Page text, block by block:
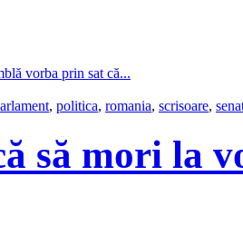
vorba prin sat că...
, politica, romania, scrisoare,
să mori la